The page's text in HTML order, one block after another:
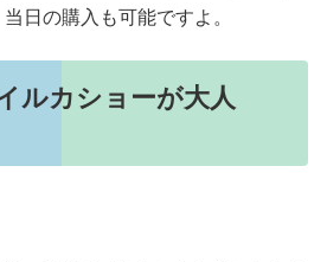
日の購入も可能ですよ。
ルカショーが大人